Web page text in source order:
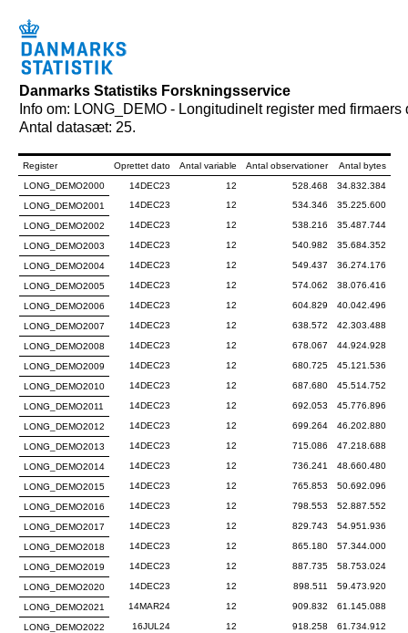
Danmarks Statistiks Forskningsservice
Info om: LONG_DEMO - Longitudinelt register med
Antal datasæt: 25.
Register Oprettet dato Antal variable Antal observationer
Antal bytes
LONG_DEMO2000
14DEC23 12 528.468
34.832.384
LONG_DEMO2001
14DEC23 12 534.346 35.225.600
LONG_DEMO2002 14DEC23 12 538.216 35.487.744
LONG_DEMO2003 14DEC23 12 540.982 35.684.352
LONG_DEMO2004 14DEC23 12 549.437 36.274.176
LONG_DEMO2005 14DEC23 12 574.062 38.076.416
LONG_DEMO2006 14DEC23 12 604.829 40.042.496
LONG_DEMO2007 14DEC23 12 638.572 42.303.488
LONG_DEMO2008 14DEC23 12 678.067 44.924.928
LONG_DEMO2009 14DEC23 12 680.725 45.121.536
LONG_DEMO2010 14DEC23 12 687.680 45.514.752
LONG_DEMO2011 14DEC23 12 692.053 45.776.896
LONG_DEMO2012 14DEC23 12 699.264 46.202.880
LONG_DEMO2013 14DEC23 12 715.086 47.218.688
LONG_DEMO2014 14DEC23 12 736.241 48.660.480
LONG_DEMO2015 14DEC23 12 765.853 50.692.096
LONG_DEMO2016 14DEC23 12 798.553 52.887.552
LONG_DEMO2017 14DEC23 12 829.743 54.951.936
LONG_DEMO2018 14DEC23 12 865.180 57.344.000
LONG_DEMO2019 14DEC23 12 887.735 58.753.024
LONG_DEMO2020 14DEC23 12 898.511 59.473.920
LONG_DEMO2021 14MAR24 12 909.832 61.145.088
LONG_DEMO2022 16JUL24 12 918.258 61.734.912